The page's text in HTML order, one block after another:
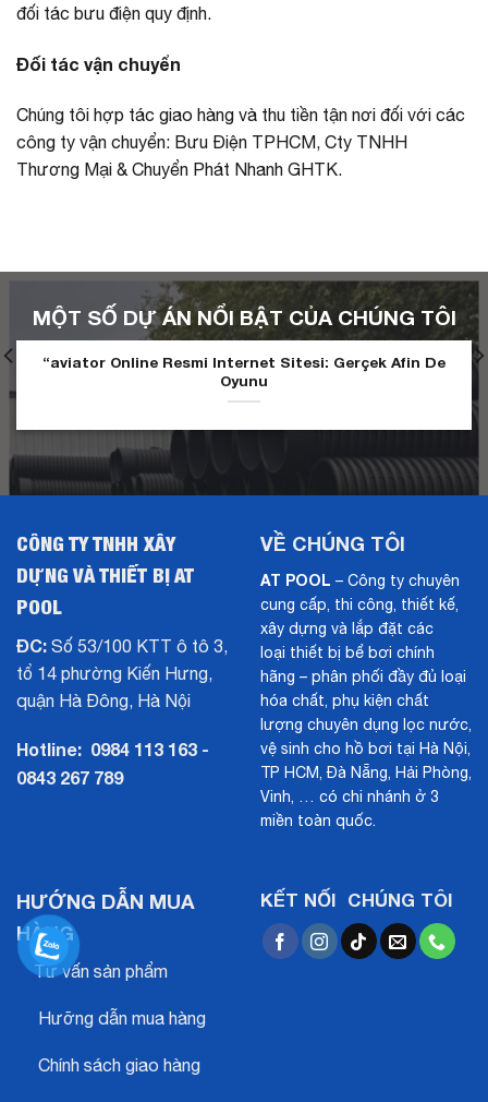
đối tác bưu điện quy định.
Đối tác vận chuyển
Chúng tôi hợp tác giao hàng và thu tiền tận nơi đối với các
công ty vận chuyển: Bưu Điện TPHCM, Cty TNHH
Thương Mại & Chuyển Phát Nhanh GHTK.
MỘT SỐ DỰ ÁN NỔI BẬT CỦA CHÚNG TÔI
“aviator Online Resmi Internet Sitesi: Gerçek Afin De
Oyunu
CÔNG TY TNHH XÂY
DỰNG VÀ THIẾT BỊ AT
POOL
ĐC: Số 53/100 KTT ô tô 3,
tổ 14 phường Kiến Hưng,
quận Hà Đông, Hà Nội
Hotline: 0984 113 163 -
0843 267 789
VỀ CHÚNG TÔI
AT POOL – Công ty chuyên
cung cấp, thi công, thiết kế,
xây dựng và lắp đặt các
loại thiết bị bể bơi chính
hãng – phân phối đầy đủ loại
hóa chất, phụ kiện chất
lượng chuyên dụng lọc nước,
vệ sinh cho hồ bơi tại Hà Nội,
TP HCM, Đà Nẵng, Hải Phòng,
Vinh, … có chi nhánh ở 3
miền toàn quốc.
HƯỚNG DẪN MUA
HÀNG
Tư vấn sản phẩm
Hưỡng dẫn mua hàng
Chính sách giao hàng
KẾT NỐI CHÚNG TÔI